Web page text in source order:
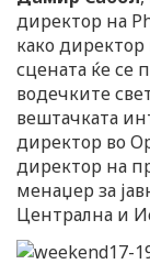
директор на
како
сцената ќе се
водечките
вештачката
директор во
директор на
менаџер за
Централна и